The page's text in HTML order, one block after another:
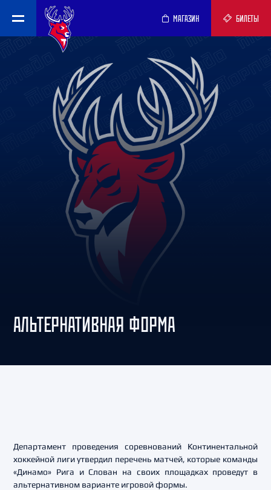
МАГАЗИН БИЛЕТЫ
АЛЬТЕРНАТИВНАЯ ФОРМА
Департамент проведения соревнований Континентальной
хоккейной лиги утвердил перечень матчей, которые команды
«Динамо» Рига и Слован на своих площадках проведут в
альтернативном варианте игровой формы.